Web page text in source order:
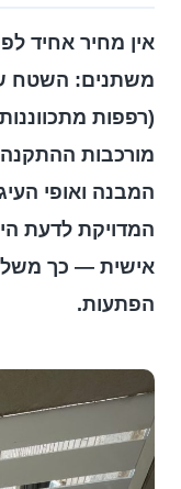
אין מחיר אחיד
משתנים: השטח
(רפפות
מורכבות
המבנה ואופי
המדויקת לדעת
אישית — כך
הפתעות.